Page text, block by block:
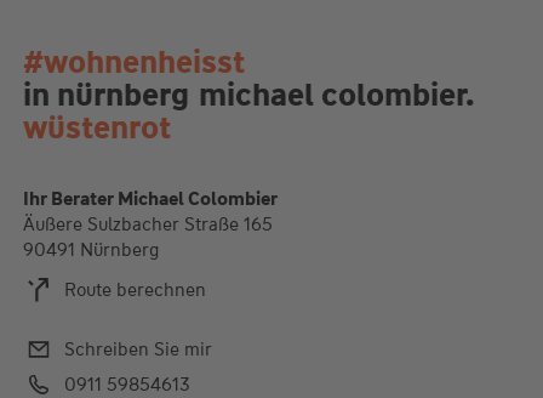
#wohnenheisst
in nürnberg michael colombier.
wüstenrot
Ihr Berater Michael Colombier
Äußere Sulzbacher Straße 165
90491 Nürnberg
Route berechnen
Schreiben Sie mir
0911 59854613